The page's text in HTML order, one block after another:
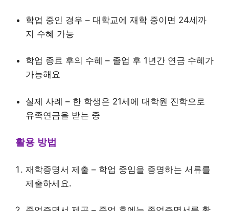
학업 중인 경우 – 대학교에 재학 중이면 24세까
지 수혜 가능
학업 종료 후의 수혜 – 졸업 후 1년간 연금 수혜가
가능해요
실제 사례 – 한 학생은 21세에 대학원 진학으로
유족연금을 받는 중
활용 방법
재학증명서 제출 – 학업 중임을 증명하는 서류를
제출하세요.